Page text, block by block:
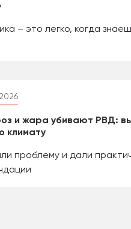
– это легко, когда
и жара убивают РВД:
климату
проблему и дали